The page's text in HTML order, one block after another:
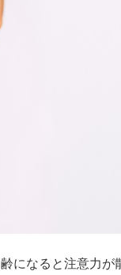
になると注意力が